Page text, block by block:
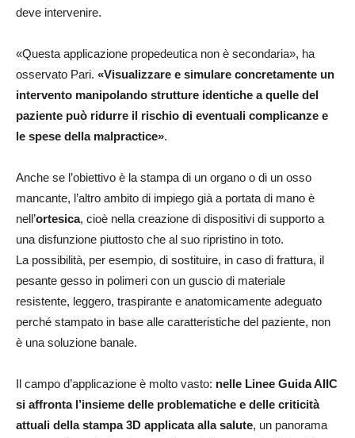
deve intervenire.
«Questa applicazione propedeutica non è secondaria», ha
osservato Pari. «Visualizzare e simulare concretamente un
intervento manipolando strutture identiche a quelle del
paziente può ridurre il rischio di eventuali complicanze e
le spese della malpractice».
Anche se l’obiettivo è la stampa di un organo o di un osso
mancante, l’altro ambito di impiego già a portata di mano è
nell’ortesica, cioè nella creazione di dispositivi di supporto a
una disfunzione piuttosto che al suo ripristino in toto.
La possibilità, per esempio, di sostituire, in caso di frattura, il
pesante gesso in polimeri con un guscio di materiale
resistente, leggero, traspirante e anatomicamente adeguato
perché stampato in base alle caratteristiche del paziente, non
è una soluzione banale.
Il campo d’applicazione è molto vasto: nelle Linee Guida AIIC
si affronta l’insieme delle problematiche e delle criticità
attuali della stampa 3D applicata alla salute, un panorama